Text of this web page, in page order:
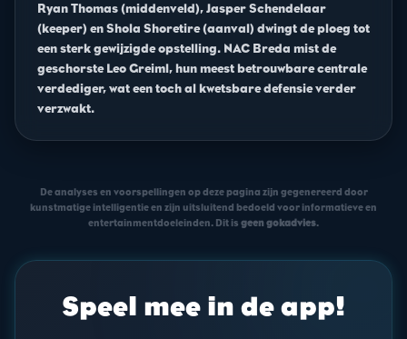
Ryan Thomas (middenveld), Jasper Schendelaar
(keeper) en Shola Shoretire (aanval) dwingt de ploeg tot
een sterk gewijzigde opstelling. NAC Breda mist de
geschorste Leo Greiml, hun meest betrouwbare centrale
verdediger, wat een toch al kwetsbare defensie verder
verzwakt.
De analyses en voorspellingen op deze pagina zijn gegenereerd door
kunstmatige intelligentie en zijn uitsluitend bedoeld voor informatieve en
entertainmentdoeleinden. Dit is geen gokadvies.
Speel mee in de app!